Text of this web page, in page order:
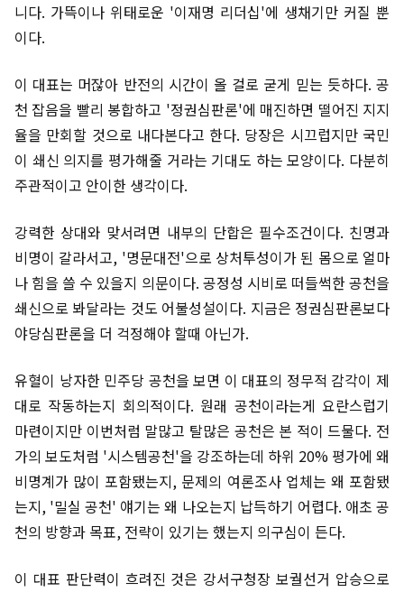
니다. 가뜩이나 위태로운 '이재명 리더십'에 생채기만 커질 뿐
이다.
이 대표는 머잖아 반전의 시간이 올 걸로 굳게 믿는 듯하다. 공
천 잡음을 빨리 봉합하고 '정권심판론'에 매진하면 떨어진 지지
율을 만회할 것으로 내다본다고 한다. 당장은 시끄럽지만 국민
이 쇄신 의지를 평가해줄 거라는 기대도 하는 모양이다. 다분히
주관적이고 안이한 생각이다.
강력한 상대와 맞서려면 내부의 단합은 필수조건이다. 친명과
비명이 갈라서고, '명문대전'으로 상처투성이가 된 몸으로 얼마
나 힘을 쓸 수 있을지 의문이다. 공정성 시비로 떠들썩한 공천을
쇄신으로 봐달라는 것도 어불성설이다. 지금은 정권심판론보다
야당심판론을 더 걱정해야 할때 아닌가.
유혈이 낭자한 민주당 공천을 보면 이 대표의 정무적 감각이 제
대로 작동하는지 회의적이다. 원래 공천이라는게 요란스럽기
마련이지만 이번처럼 말많고 탈많은 공천은 본 적이 드물다. 전
가의 보도처럼 '시스템공천'을 강조하는데 하위 20% 평가에 왜
비명계가 많이 포함됐는지, 문제의 여론조사 업체는 왜 포함됐
는지, '밀실 공천' 얘기는 왜 나오는지 납득하기 어렵다. 애초 공
천의 방향과 목표, 전략이 있기는 했는지 의구심이 든다.
이 대표 판단력이 흐려진 것은 강서구청장 보궐선거 압승으로